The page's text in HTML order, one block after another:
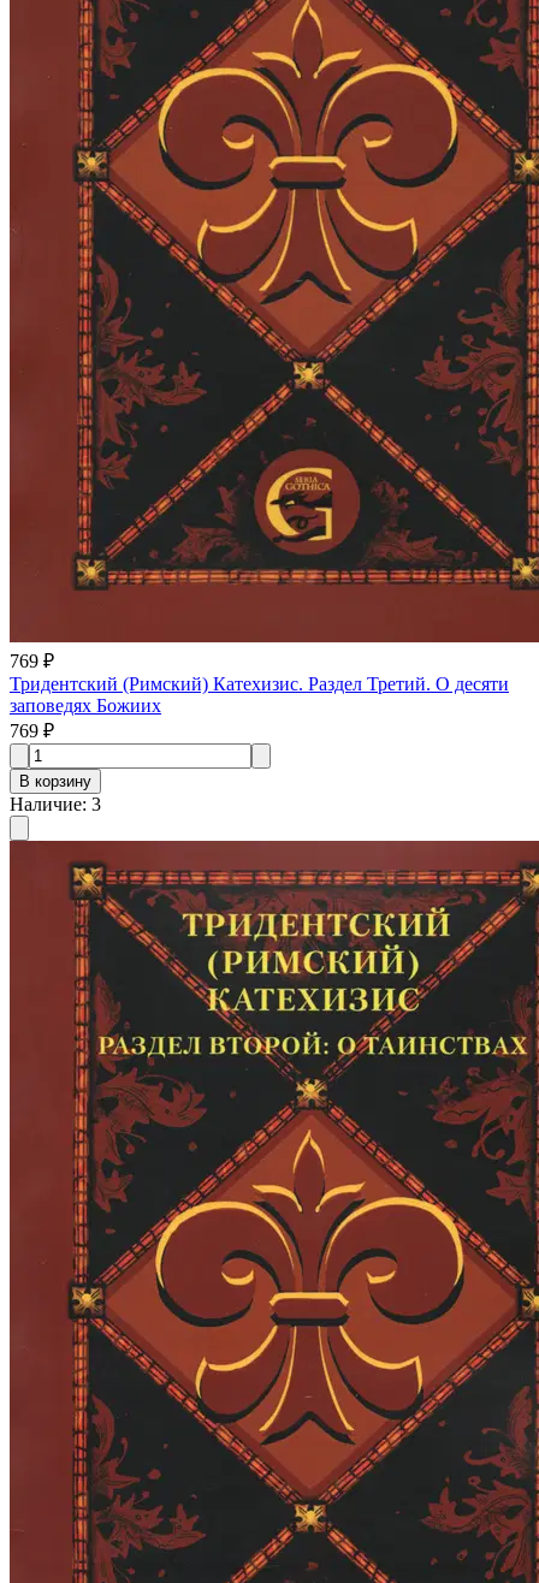
769 ₽
Тридентский (Римский) Катехизис. Раздел Третий. О десяти
заповедях Божиих
769 ₽
В корзину
Наличие: 3